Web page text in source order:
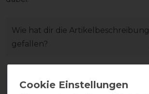
Wie hat dir die Artikelbeschreibung
gefallen?